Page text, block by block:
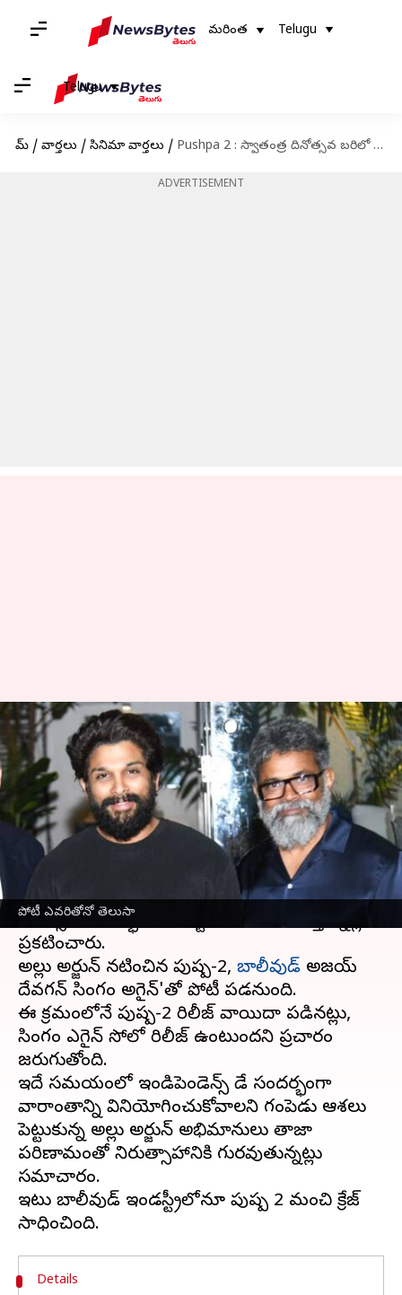
మరింత Telugu
Telugu
హోమ్ / వార్తలు / సినిమా వార్తలు / Pushpa 2 : స్వాతంత్ర దినోత్సవ బరిలో పుష్ప రాజ్ నిలిచేనా.. పోటీ ఎవరితోనో తెలుసా
ADVERTISEMENT
పోటీ ఎవరితోనో తెలుసా
Pushpa 2 : స్వాతంత్ర దినోత్సవ
బరిలో పుష్ప రాజ్ నిలిచేనా.. పోటీ
ఎవరితోనో తెలుసా
వ్రాసిన వారు TEJAVYAS BESTHA Jan 02, 2024 06:17 pm
ఈ వార్తాకథనం ఏంటి
టాలీవుడ్ఐకాన్ స్టార్ అల్లు అర్జున్ పుష్ప-2ను స్వాతంత్ర
దినోత్సవ సందర్భంగా ఆగస్టు 15న రిలీజ్ చేస్తున్నట్లు
ప్రకటించారు.
అల్లు అర్జున్ నటించిన పుష్ప-2, బాలీవుడ్ అజయ్
దేవగన్ సింగం అగైన్'తో పోటీ పడనుంది.
ఈ క్రమంలోనే పుష్ప-2 రిలీజ్ వాయిదా పడినట్లు,
సింగం ఎగైన్ సోలో రిలీజ్ ఉంటుందని ప్రచారం
జరుగుతోంది.
ఇదే సమయంలో ఇండిపెండెన్స్ డే సందర్భంగా
వారాంతాన్ని వినియోగించుకోవాలని గంపెడు ఆశలు
పెట్టుకున్న అల్లు అర్జున్ అభిమానులు తాజా
పరిణామంతో నిరుత్సాహానికి గురవుతున్నట్లు
సమాచారం.
ఇటు బాలీవుడ్ ఇండస్ట్రీలోనూ పుష్ప 2 మంచి క్రేజ్
Details